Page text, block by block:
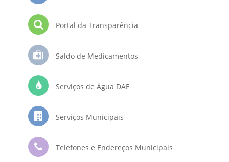
Portal da Transparência
Saldo de Medicamentos
Serviços de Água DAE
Serviços Municipais
Telefones e Endereços Municipais